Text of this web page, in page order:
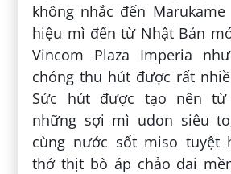
không nhắc đến
hiệu mì đến từ Nhật Bản
Vincom Plaza Imperia
chóng thu hút được rất
Sức hút được tạo nên
những sợi mì udon siêu
cùng nước sốt miso tuyệt
thớ thịt bò áp chảo dai